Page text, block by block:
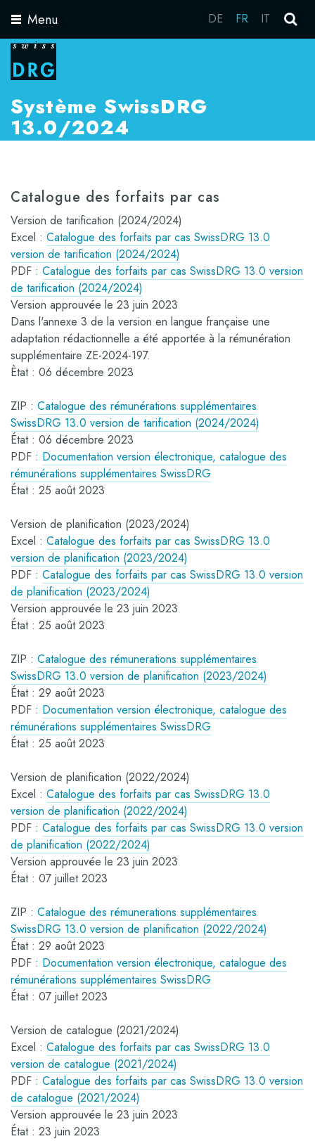
Toggle
navigation
Menu DE FR IT
Système SwissDRG
13.0/2024
Catalogue des forfaits par cas
Version de tarification (2024/2024)
Excel : Catalogue des forfaits par cas SwissDRG 13.0
version de tarification (2024/2024)
PDF : Catalogue des forfaits par cas SwissDRG 13.0 version
de tarification (2024/2024)
Version approuvée le 23 juin 2023
Dans l'annexe 3 de la version en langue française une
adaptation rédactionnelle a été apportée à la rémunération
supplémentaire ZE-2024-197.
Ètat : 06 décembre 2023
ZIP : Catalogue des rémunérations supplémentaires
SwissDRG 13.0 version de tarification (2024/2024)
État : 06 décembre 2023
PDF : Documentation version électronique, catalogue des
rémunérations supplémentaires SwissDRG
État : 25 août 2023
Version de planification (2023/2024)
Excel : Catalogue des forfaits par cas SwissDRG 13.0
version de planification (2023/2024)
PDF : Catalogue des forfaits par cas SwissDRG 13.0 version
de planification (2023/2024)
Version approuvée le 23 juin 2023
État : 25 août 2023
ZIP : Catalogue des rémunerations supplémentaires
SwissDRG 13.0 version de planification (2023/2024)
État : 29 août 2023
PDF : Documentation version électronique, catalogue des
rémunérations supplémentaires SwissDRG
État : 25 août 2023
Version de planification (2022/2024)
Excel : Catalogue des forfaits par cas SwissDRG 13.0
version de planification (2022/2024)
PDF : Catalogue des forfaits par cas SwissDRG 13.0 version
de planification (2022/2024)
Version approuvée le 23 juin 2023
État : 07 juillet 2023
ZIP : Catalogue des rémunerations supplémentaires
SwissDRG 13.0 version de planification (2022/2024)
État : 29 août 2023
PDF : Documentation version électronique, catalogue des
rémunérations supplémentaires SwissDRG
État : 07 juillet 2023
Version de catalogue (2021/2024)
Excel : Catalogue des forfaits par cas SwissDRG 13.0
version de catalogue (2021/2024)
PDF : Catalogue des forfaits par cas SwissDRG 13.0 version
de catalogue (2021/2024)
Version approuvée le 23 juin 2023
État : 23 juin 2023